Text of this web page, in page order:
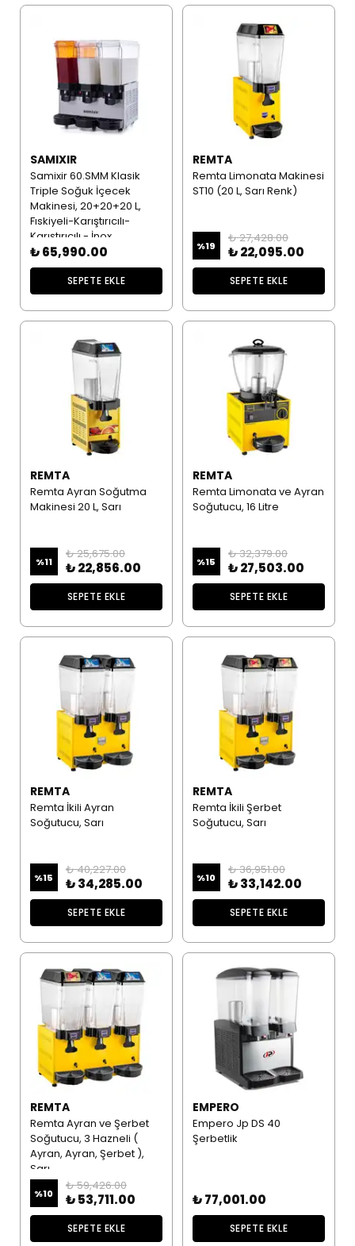
SAMIXIR
Samixir 60.SMM Klasik
Triple Soğuk İçecek
Makinesi, 20+20+20 L,
Fıskiyeli-Karıştırıcılı-
Karıştırıcılı - İnox
₺ 65,990.00
SEPETE EKLE
REMTA
Remta Limonata Makinesi
ST10 (20 L, Sarı Renk)
%19
₺ 27,428.00
₺ 22,095.00
SEPETE EKLE
REMTA
Remta Ayran Soğutma
Makinesi 20 L, Sarı
%11
₺ 25,675.00
₺ 22,856.00
SEPETE EKLE
REMTA
Remta Limonata ve Ayran
Soğutucu, 16 Litre
%15
₺ 32,379.00
₺ 27,503.00
SEPETE EKLE
REMTA
Remta İkili Ayran
Soğutucu, Sarı
%15
₺ 40,227.00
₺ 34,285.00
SEPETE EKLE
REMTA
Remta İkili Şerbet
Soğutucu, Sarı
%10
₺ 36,951.00
₺ 33,142.00
SEPETE EKLE
REMTA
Remta Ayran ve Şerbet
Soğutucu, 3 Hazneli (
Ayran, Ayran, Şerbet ),
Sarı
%10
₺ 59,426.00
₺ 53,711.00
SEPETE EKLE
EMPERO
Empero Jp DS 40
Şerbetlik
₺ 77,001.00
SEPETE EKLE